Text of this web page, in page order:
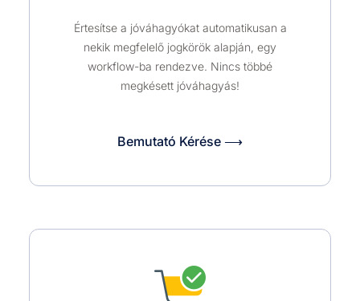
Értesítse a jóváhagyókat automatikusan a
nekik megfelelő jogkörök alapján, egy
workflow-ba rendezve. Nincs többé
megkésett jóváhagyás!
Bemutató Kérése ⟶